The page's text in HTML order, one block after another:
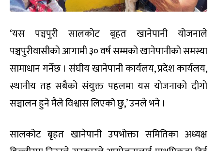
‘यस पञ्चपुरी सालकोट बृहत खानेपानी योजनाले
पञ्चपुरीवासीको आगामी ३० वर्ष सम्मको खानेपानीको समस्या
सामाधान गर्नेछ । संघीय खानेपानी कार्यलय, प्रदेश कार्यलय,
स्थानीय तह सबैको संयुक्त पहलमा यस योजनाको दीगो
सञ्चालन हुने मैले विश्वास लिएको छु,’ उनले भने ।
सालकोट बृहत खानेपानी उपभोक्ता समितिका अध्यक्ष